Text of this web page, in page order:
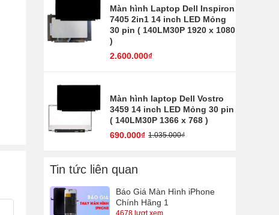
Màn hình Laptop Dell Inspiron
7405 2in1 14 inch LED Mỏng
30 pin ( 140LM30P 1920 x 1080
)
2.600.000₫
Màn hình laptop Dell Vostro
3459 14 inch LED Mỏng 30 pin
( 140LM30P 1366 x 768 )
690.000₫ 1.035.000₫
Tin tức liên quan
Báo Giá Màn Hình iPhone
Chính Hãng 1
4678 lượt xem